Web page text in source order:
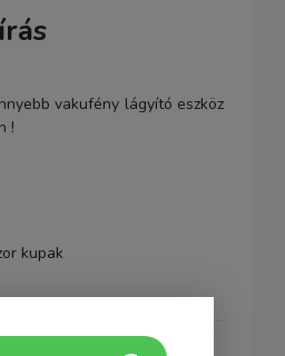
vakufény lágyító eszköz
!
kupak